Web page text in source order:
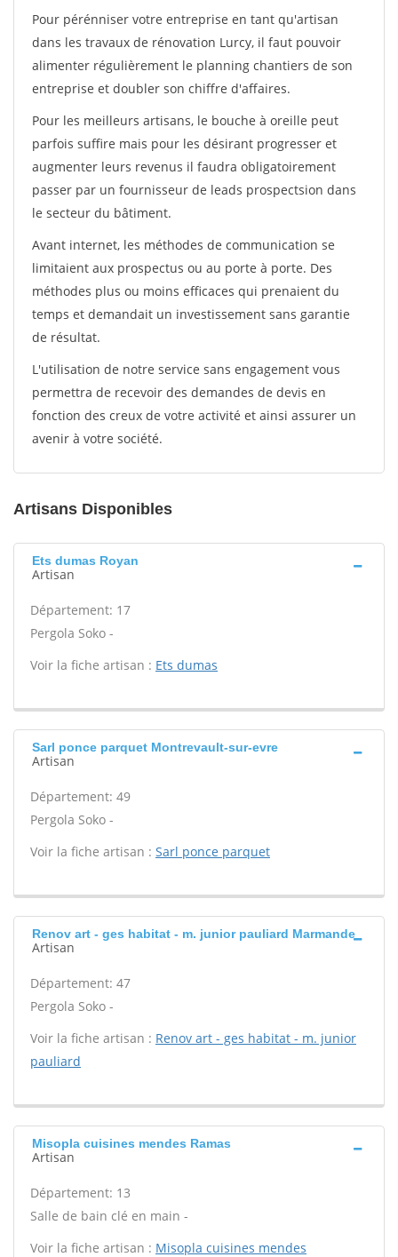
Pour pérénniser votre entreprise en tant qu'artisan
dans les travaux de rénovation Lurcy, il faut pouvoir
alimenter régulièrement le planning chantiers de son
entreprise et doubler son chiffre d'affaires.
Pour les meilleurs artisans, le bouche à oreille peut
parfois suffire mais pour les désirant progresser et
augmenter leurs revenus il faudra obligatoirement
passer par un fournisseur de leads prospectsion dans
le secteur du bâtiment.
Avant internet, les méthodes de communication se
limitaient aux prospectus ou au porte à porte. Des
méthodes plus ou moins efficaces qui prenaient du
temps et demandait un investissement sans garantie
de résultat.
L'utilisation de notre service sans engagement vous
permettra de recevoir des demandes de devis en
fonction des creux de votre activité et ainsi assurer un
avenir à votre société.
Artisans Disponibles
Ets dumas Royan
Artisan
Département: 17
Pergola Soko -
Voir la fiche artisan : Ets dumas
Sarl ponce parquet Montrevault-sur-evre
Artisan
Département: 49
Pergola Soko -
Voir la fiche artisan : Sarl ponce parquet
Renov art - ges habitat - m. junior pauliard Marmande
Artisan
Département: 47
Pergola Soko -
Voir la fiche artisan : Renov art - ges habitat - m. junior
pauliard
Misopla cuisines mendes Ramas
Artisan
Département: 13
Salle de bain clé en main -
Voir la fiche artisan : Misopla cuisines mendes